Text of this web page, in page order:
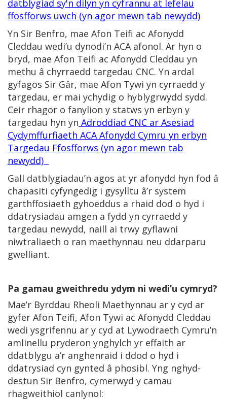
datblygiad sy'n dilyn yn cyfrannu at lefelau
ffosfforws uwch (yn agor mewn tab newydd)
Yn Sir Benfro, mae Afon Teifi ac Afonydd
Cleddau wedi’u dynodi’n ACA afonol. Ar hyn o
bryd, mae Afon Teifi ac Afonydd Cleddau yn
methu â chyrraedd targedau CNC. Yn ardal
gyfagos Sir Gâr, mae Afon Tywi yn cyrraedd y
targedau, er mai ychydig o hyblygrwydd sydd.
Ceir rhagor o fanylion y statws yn erbyn y
targedau hyn yn Adroddiad CNC ar Asesiad
Cydymffurfiaeth ACA Afonydd Cymru yn erbyn
Targedau Ffosfforws (yn agor mewn tab
newydd)
Gall datblygiadau’n agos at yr afonydd hyn fod â
chapasiti cyfyngedig i gysylltu â’r system
garthffosiaeth gyhoeddus a rhaid dod o hyd i
ddatrysiadau amgen a fydd yn cyrraedd y
targedau newydd, naill ai trwy gyflawni
niwtraliaeth o ran maethynnau neu ddarparu
gwelliant.
Pa gamau gweithredu ydym ni wedi’u cymryd?
Mae’r Byrddau Rheoli Maethynnau ar y cyd ar
gyfer Afon Teifi, Afon Tywi ac Afonydd Cleddau
wedi ysgrifennu ar y cyd at Lywodraeth Cymru’n
amlinellu pryderon ynghylch yr effaith ar
ddatblygu a’r anghenraid i ddod o hyd i
ddatrysiad cyn gynted â phosibl. Yng nghyd-
destun Sir Benfro, cymerwyd y camau
rhagweithiol canlynol: